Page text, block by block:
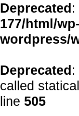
Deprecated
177/html/
wordpress/
Deprecated:
called
line 505